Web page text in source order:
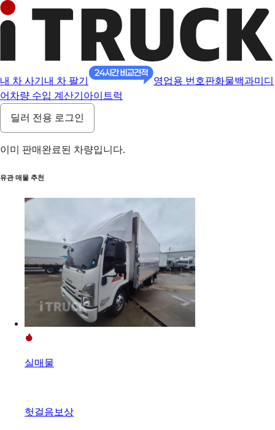
내 차 사기 내 차 팔기 영업용 번호판화물백과미디
어 차량 수입 계산기 아이트럭
딜러 전용 로그인
이미 판매완료된 차량입니다.
유관 매물 추천
실매물
헛걸음보상